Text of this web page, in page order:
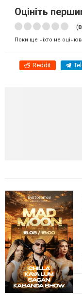
Оцініть
(0
Поки ще ніхто не
Reddit